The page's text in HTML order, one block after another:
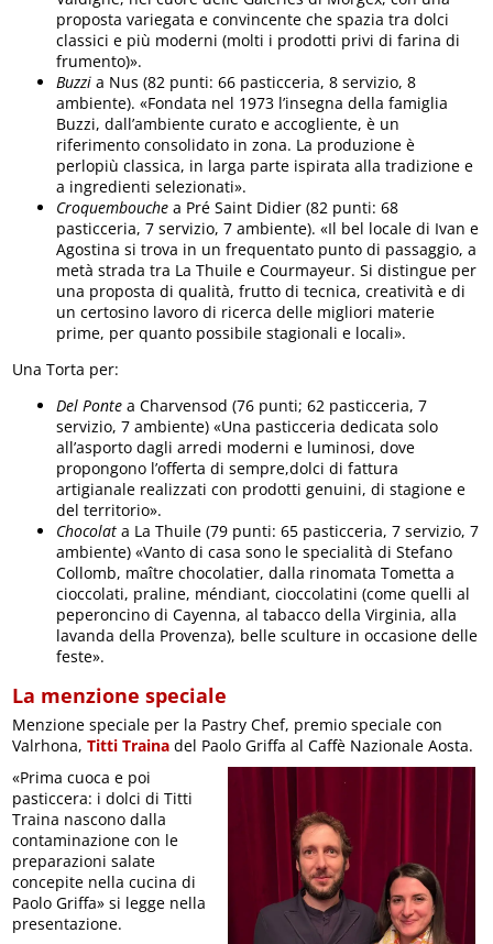
proposta variegata e convincente che spazia tra dolci
classici e più moderni (molti i prodotti privi di farina di
frumento)».
Buzzi a Nus (82 punti: 66 pasticceria, 8 servizio, 8
ambiente). «Fondata nel 1973 l’insegna della famiglia
Buzzi, dall’ambiente curato e accogliente, è un
riferimento consolidato in zona. La produzione è
perlopiù classica, in larga parte ispirata alla tradizione e
a ingredienti selezionati».
Croquembouche a Pré Saint Didier (82 punti: 68
pasticceria, 7 servizio, 7 ambiente). «Il bel locale di Ivan e
Agostina si trova in un frequentato punto di passaggio, a
metà strada tra La Thuile e Courmayeur. Si distingue per
una proposta di qualità, frutto di tecnica, creatività e di
un certosino lavoro di ricerca delle migliori materie
prime, per quanto possibile stagionali e locali».
Una Torta per:
Del Ponte a Charvensod (76 punti; 62 pasticceria, 7
servizio, 7 ambiente) «Una pasticceria dedicata solo
all’asporto dagli arredi moderni e luminosi, dove
propongono l’offerta di sempre,dolci di fattura
artigianale realizzati con prodotti genuini, di stagione e
del territorio».
Chocolat a La Thuile (79 punti: 65 pasticceria, 7 servizio, 7
ambiente) «Vanto di casa sono le specialità di Stefano
Collomb, maître chocolatier, dalla rinomata Tometta a
cioccolati, praline, méndiant, cioccolatini (come quelli al
peperoncino di Cayenna, al tabacco della Virginia, alla
lavanda della Provenza), belle sculture in occasione delle
feste».
La menzione speciale
Menzione speciale per la Pastry Chef, premio speciale con
Valrhona,Titti Traina del Paolo Griffa al Caffè Nazionale Aosta.
«Prima cuoca e poi
pasticcera: i dolci di Titti
Traina nascono dalla
contaminazione con le
preparazioni salate
concepite nella cucina di
Paolo Griffa» si legge nella
presentazione.